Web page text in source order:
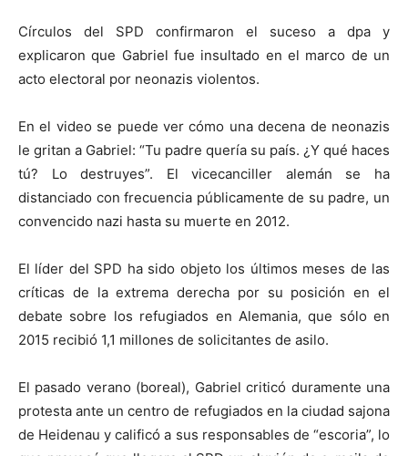
Círculos del SPD confirmaron el suceso a dpa y
explicaron que Gabriel fue insultado en el marco de un
acto electoral por neonazis violentos.
En el video se puede ver cómo una decena de neonazis
le gritan a Gabriel: “Tu padre quería su país. ¿Y qué haces
tú? Lo destruyes”. El vicecanciller alemán se ha
distanciado con frecuencia públicamente de su padre, un
convencido nazi hasta su muerte en 2012.
El líder del SPD ha sido objeto los últimos meses de las
críticas de la extrema derecha por su posición en el
debate sobre los refugiados en Alemania, que sólo en
2015 recibió 1,1 millones de solicitantes de asilo.
El pasado verano (boreal), Gabriel criticó duramente una
protesta ante un centro de refugiados en la ciudad sajona
de Heidenau y calificó a sus responsables de “escoria”, lo